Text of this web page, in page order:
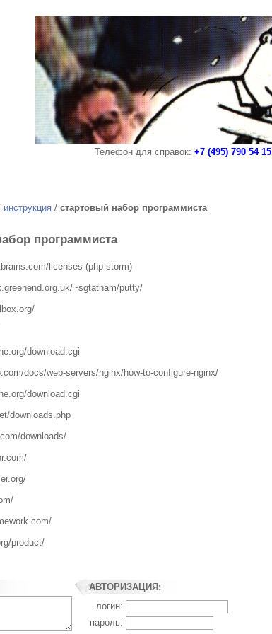
Телефон для справок: +7 (495) 790 54 15
инструкция / стартовый набор программиста
программиста
licenses (php storm)
~sgtatham/putty/
download.cgi
docs/web-servers/nginx/how-to-configure-nginx/
download.cgi
downloads.php
downloads/
product/
АВТОРИЗАЦИЯ:
логин:
пароль: